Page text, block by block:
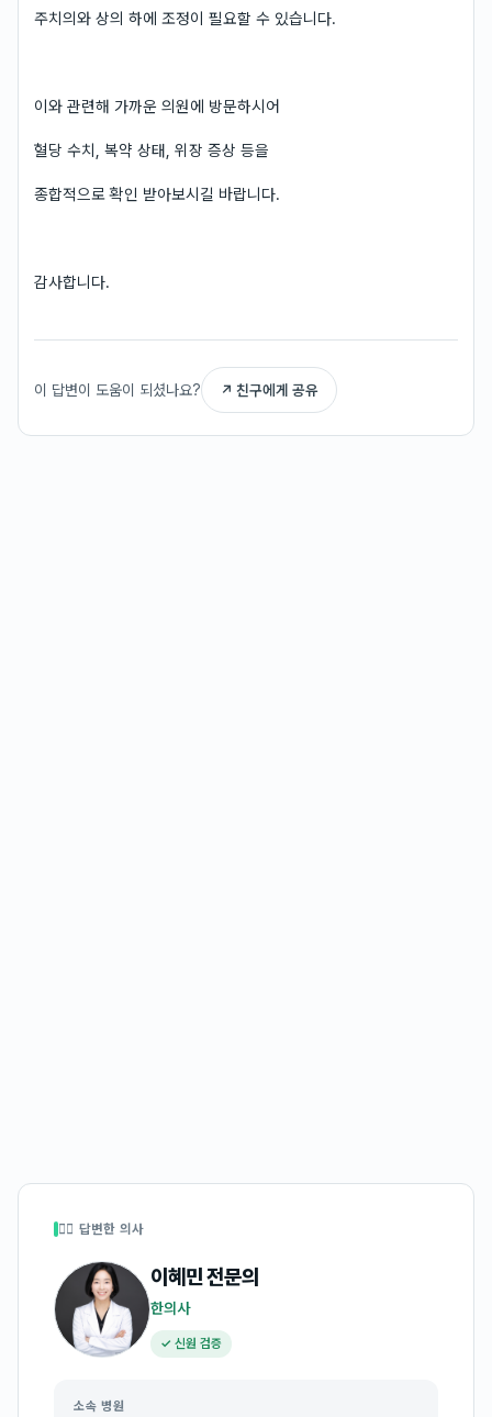
주치의와 상의 하에 조정이 필요할 수 있습니다.
이와 관련해 가까운 의원에 방문하시어
혈당 수치, 복약 상태, 위장 증상 등을
종합적으로 확인 받아보시길 바랍니다.
감사합니다.
이 답변이 도움이 되셨나요? ↗ 친구에게 공유
👩‍⚕️ 답변한 의사
이혜민전문의
한의사
✓ 신원 검증
소속 병원